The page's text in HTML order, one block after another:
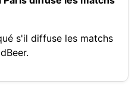
s'il diffuse les matchs